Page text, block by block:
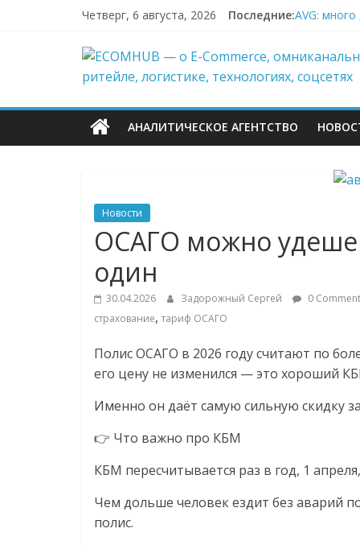
содержимому
Четверг, 6 августа, 2026 Последние:AVG:
Заморозка
Точка
ECOMHUB
—
о
E-
Commerce,
ритейле,
логистике,
технологиях,
соцсетях
Портал
об
АНАЛИТИЧЕСКОЕ АГЕНТСТВО
Новости
ОСАГО можно
один
30.04.2026 Задорожный Сергей 0
страхование, тариф ОСАГО
Полис ОСАГО в 2026 году считают по
его цену не изменился — это хороший
Именно он даёт самую сильную скидку
👉 Что важно про КБМ
КБМ пересчитывается раз в год, 1
Чем дольше человек ездит без аварий
полис.